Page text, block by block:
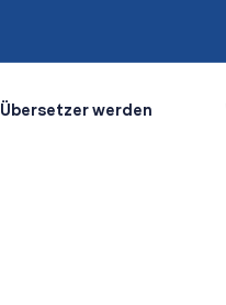
Übersetzer werden